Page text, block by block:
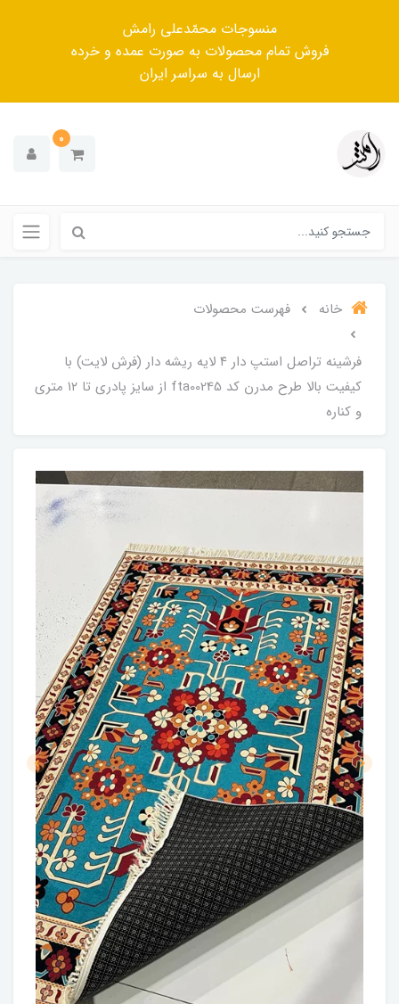
منسوجات محمّدعلی رامش
فروش تمام محصولات به صورت عمده و خرده
ارسال به سراسر ایران
0
خانه فهرست محصولات
فرشینه تراصل استپ دار ۴ لایه ریشه دار (فرش لایت) با
کیفیت بالا طرح مدرن کد fta00245 از سایز پادری تا ۱۲ متری
و کناره